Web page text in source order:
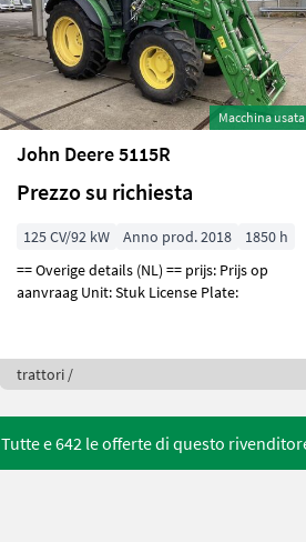
Macchina usata
John Deere 5115R
Prezzo su richiesta
125 CV/92 kW Anno prod. 2018
1850 h
== Overige details (NL) == prijs: Prijs op
aanvraag Unit: Stuk License Plate:
trattori /
Tutte e 642 le offerte di questo